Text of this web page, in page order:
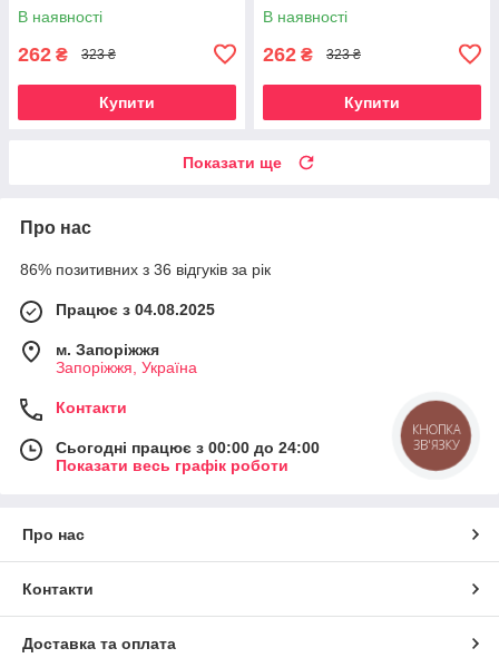
В наявності
262 ₴ 323 ₴
Купити
В наявності
262 ₴ 323 ₴
Купити
Показати ще
Про нас
86% позитивних з 36 відгуків за рік
Працює з 04.08.2025
м. Запоріжжя
Запоріжжя, Україна
Контакти
Сьогодні працює з 00:00 до 24:00
Показати весь графік роботи
Про нас
Контакти
Доставка та оплата
КНОПКА
ЗВ'ЯЗКУ